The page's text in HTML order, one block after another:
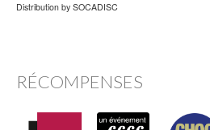
Distribution by SOCADISC
RÉCOMPENSES